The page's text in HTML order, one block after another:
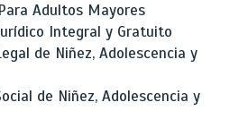
Adultos Mayores
Integral y Gratuito
de Niñez, Adolescencia y
de Niñez, Adolescencia y